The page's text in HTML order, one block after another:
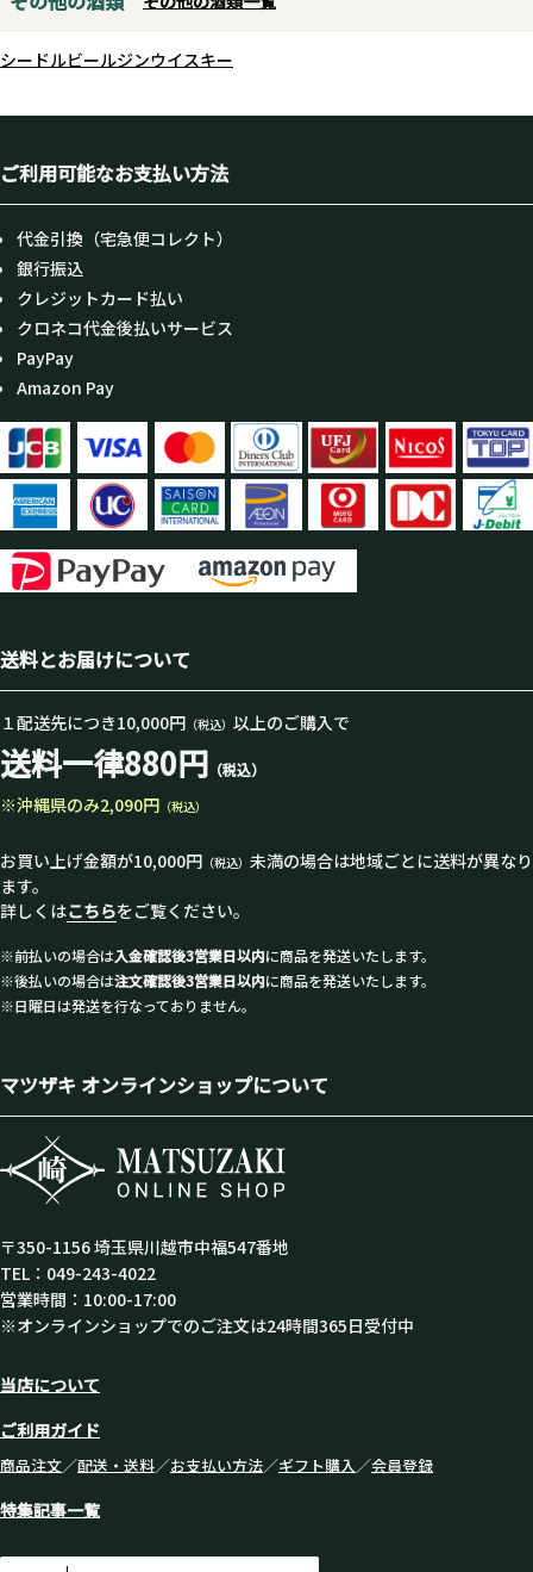
シードルビールジンウイスキー
ご利用可能なお支払い方法
代金引換（宅急便コレクト）
銀行振込
クレジットカード払い
クロネコ代金後払いサービス
PayPay
Amazon Pay
送料とお届けについて
１配送先につき10,000円 （税込） 以上のご購入で
送料一律880円 （税込）
※沖縄県のみ2,090円 （税込）
お買い上げ金額が10,000円 （税込） 未満の場合は地域ごとに送料が異なり
ます。
詳しくはこちらをご覧ください。
※前払いの場合は入金確認後3営業日以内に商品を発送いたします。
※後払いの場合は注文確認後3営業日以内に商品を発送いたします。
※日曜日は発送を行なっておりません。
マツザキ オンラインショップについて
〒350-1156 埼玉県川越市中福547番地
TEL：049-243-4022
営業時間：10:00-17:00
※オンラインショップでのご注文は24時間365日受付中
当店について
ご利用ガイド
商品注文／配送・送料／お支払い方法／ギフト購入／会員登録
特集記事一覧